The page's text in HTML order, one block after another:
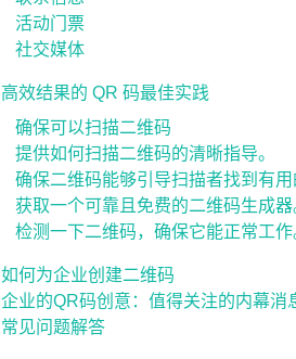
活动门票
社交媒体
高效结果的 QR 码最佳实践
确保可以扫描二维码
提供如何扫描二维码的清晰指导。
确保二维码能够引导扫描者找到有用
获取一个可靠且免费的二维码生成器
检测一下二维码，确保它能正常工作
如何为企业创建二维码
企业的QR码创意：值得关注的内幕消
常见问题解答